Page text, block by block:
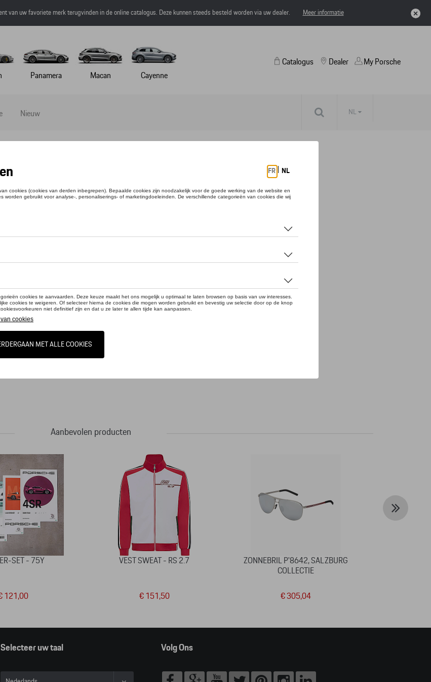
van uw favoriete merk terugvinden in de online catalogus. Deze kunnen steeds besteld worden via uw dealer. Meer informatie
Panamera Macan Cayenne
Catalogus
Nieuw
Dealer My Porsche
NL
dealer om te bestellen
Aanbevolen producten
SET - 75Y
121,00
VEST SWEAT - RS 2.7
€ 151,50
ZONNEBRIL P'8642, SALZBURG
COLLECTIE
€ 305,04
Selecteer uw taal Volg Ons